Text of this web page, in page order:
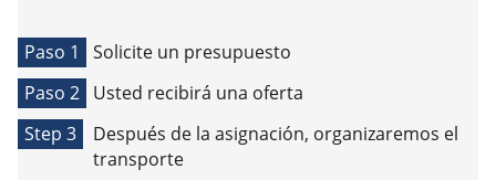
Paso 1
Solicite un presupuesto
Paso 2 Usted recibirá una oferta
Step 3
Después de la asignación, organizaremos el
transporte